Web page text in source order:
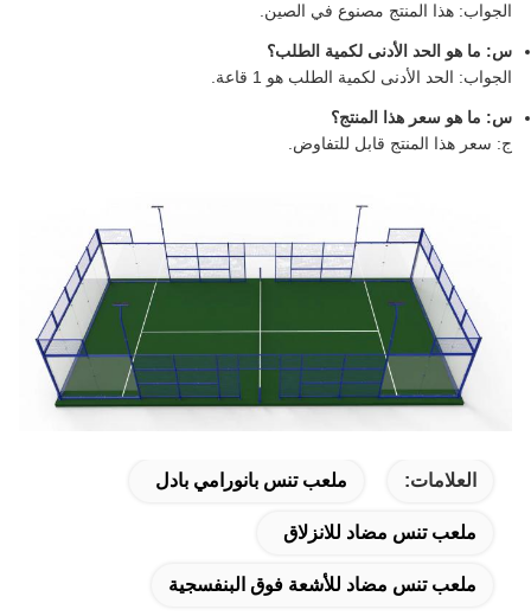
الجواب: هذا المنتج مصنوع في الصين.
س: ما هو الحد الأدنى لكمية الطلب؟
الجواب: الحد الأدنى لكمية الطلب هو 1 قاعة.
س: ما هو سعر هذا المنتج؟
ج: سعر هذا المنتج قابل للتفاوض.
العلامات: ملعب تنس بانورامي بادل
ملعب تنس مضاد للانزلاق
ملعب تنس مضاد للأشعة فوق البنفسجية